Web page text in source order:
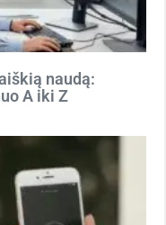
naudą:
A iki Z